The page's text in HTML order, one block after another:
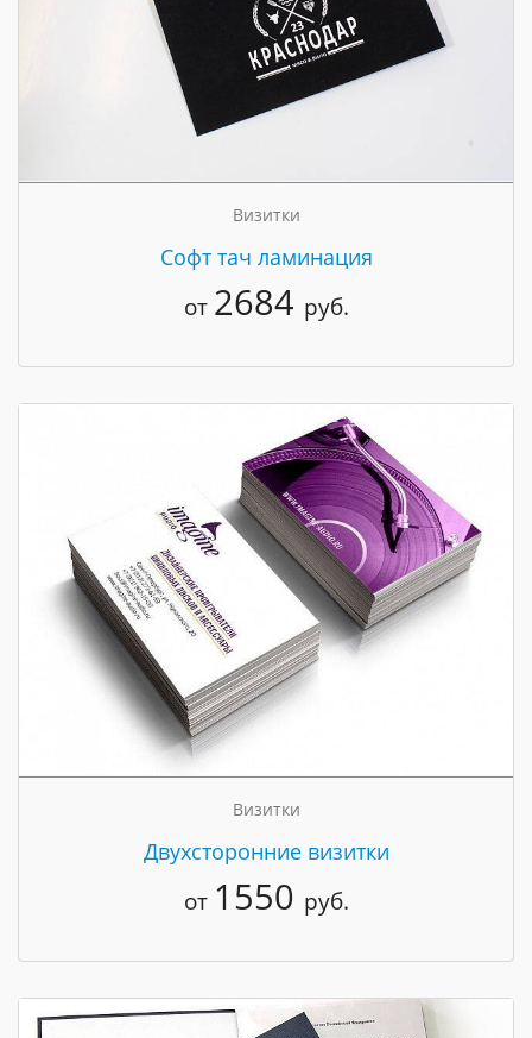
Визитки
Cофт тач ламинация
от 2684 руб.
Визитки
Двухсторонние визитки
от 1550 руб.